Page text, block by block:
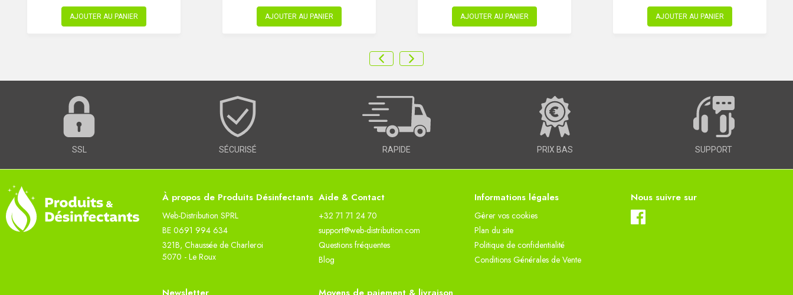
AJOUTER AU PANIER AJOUTER AU PANIER AJOUTER AU PANIER AJOUTER AU PANIER
SSL SÉCURISÉ RAPIDE PRIX BAS SUPPORT
À propos de Produits Désinfectants
Web-Distribution SPRL
BE 0691 994 634
321B, Chaussée de Charleroi
5070 - Le Roux
Aide & Contact
+32 71 71 24 70
support@web-distribution.com
Questions fréquentes
Blog
Informations légales
Gèrer vos cookies
Plan du site
Politique de confidentialité
Conditions Générales de Vente
Nous suivre sur